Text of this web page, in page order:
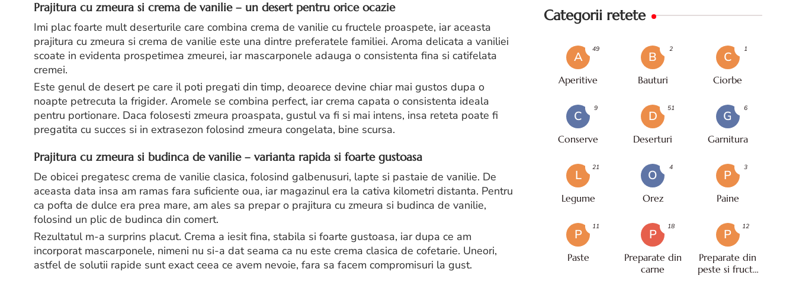
Prajitura cu zmeura si crema de vanilie – un desert pentru orice ocazie
Imi plac foarte mult deserturile care combina crema de vanilie cu fructele proaspete, iar aceasta
prajitura cu zmeura si crema de vanilie este una dintre preferatele familiei. Aroma delicata a vaniliei
scoate in evidenta prospetimea zmeurei, iar mascarponele adauga o consistenta fina si catifelata
cremei.
Este genul de desert pe care il poti pregati din timp, deoarece devine chiar mai gustos dupa o
noapte petrecuta la frigider. Aromele se combina perfect, iar crema capata o consistenta ideala
pentru portionare. Daca folosesti zmeura proaspata, gustul va fi si mai intens, insa reteta poate fi
pregatita cu succes si in extrasezon folosind zmeura congelata, bine scursa.
Prajitura cu zmeura si budinca de vanilie – varianta rapida si foarte gustoasa
De obicei pregatesc crema de vanilie clasica, folosind galbenusuri, lapte si pastaie de vanilie. De
aceasta data insa am ramas fara suficiente oua, iar magazinul era la cativa kilometri distanta. Pentru
ca pofta de dulce era prea mare, am ales sa prepar o prajitura cu zmeura si budinca de vanilie,
folosind un plic de budinca din comert.
Rezultatul m-a surprins placut. Crema a iesit fina, stabila si foarte gustoasa, iar dupa ce am
incorporat mascarponele, nimeni nu si-a dat seama ca nu este crema clasica de cofetarie. Uneori,
astfel de solutii rapide sunt exact ceea ce avem nevoie, fara sa facem compromisuri la gust.
Categorii retete
A
Aperitive
49
B
Bauturi
2
C
Ciorbe
1
C
Conserve
9
D
Deserturi
51
G
Garnitura
6
L
Legume
21
O
Orez
4
P
Paine
3
P
Paste
11
P
Preparate din
carne
18
P
Preparate din
peste si fructe
12